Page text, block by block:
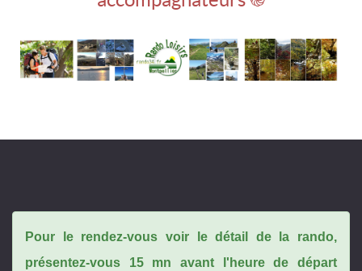
Pour le rendez-vous voir le détail de la rando,
présentez-vous 15 mn avant l'heure de départ